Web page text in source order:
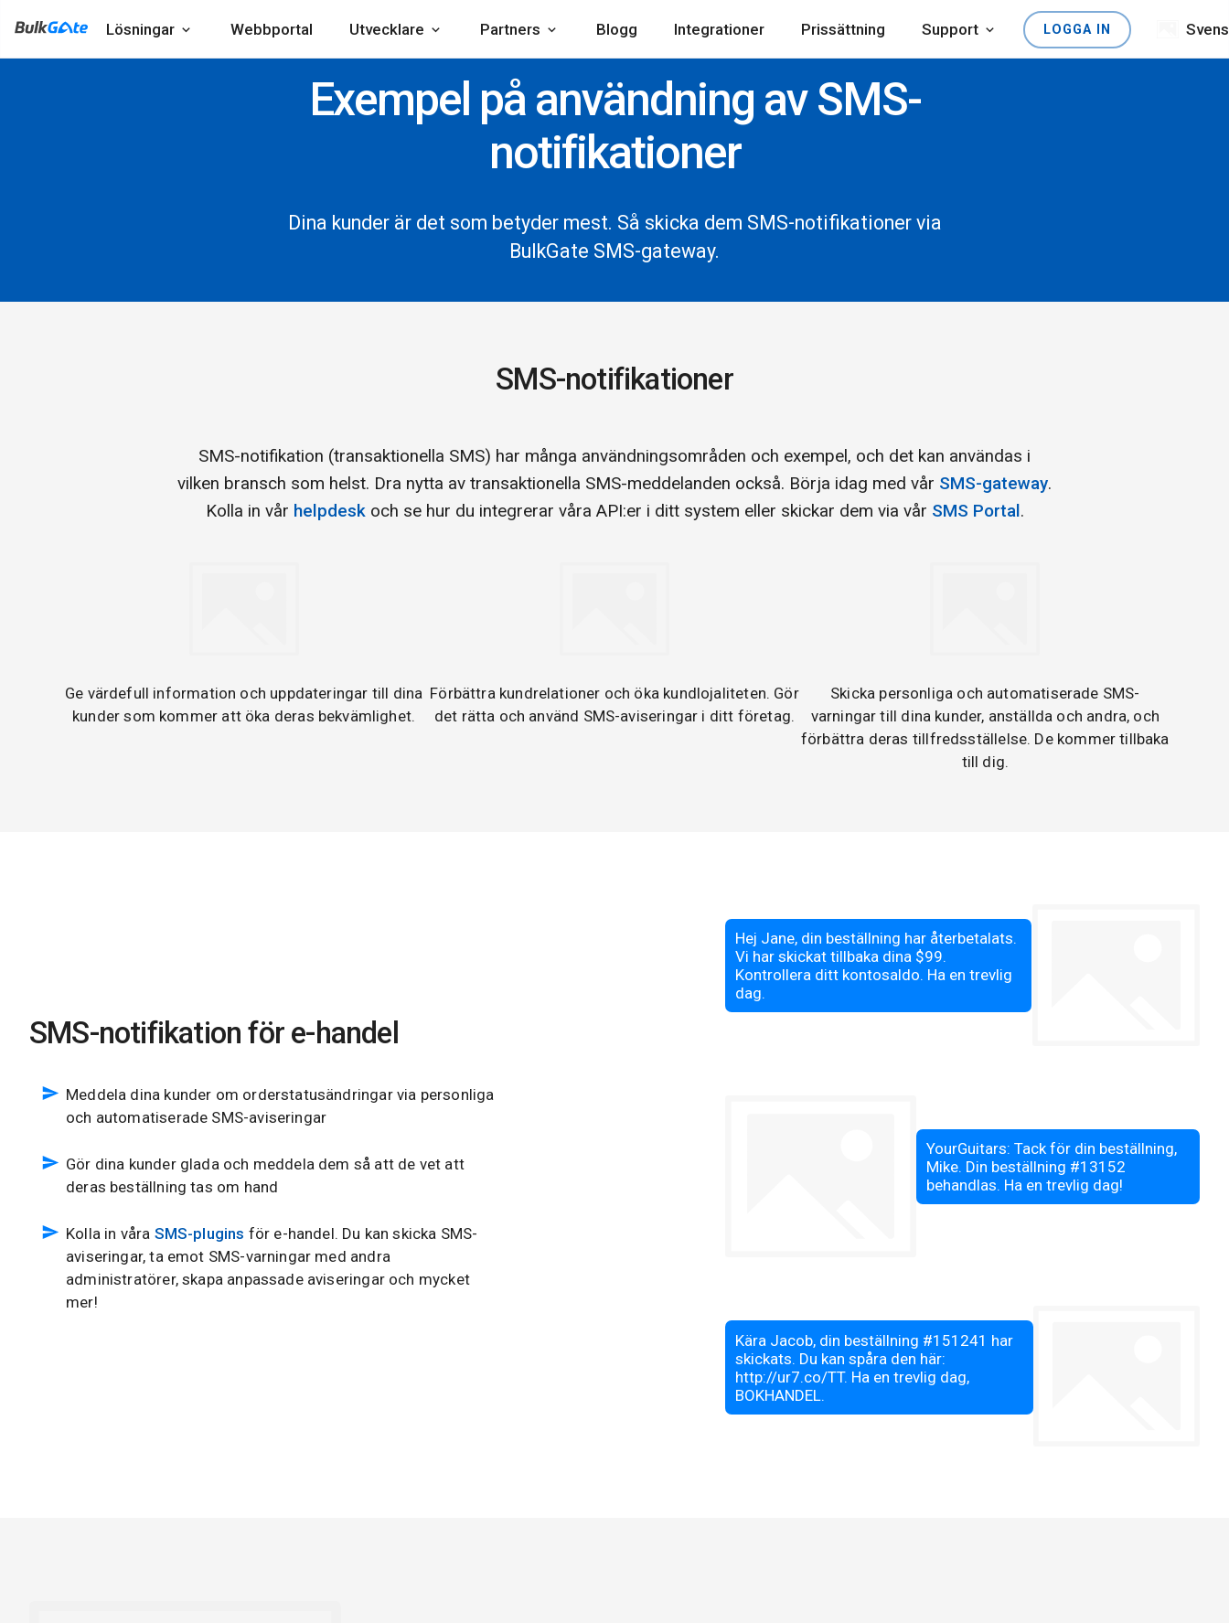
Lösningar Webbportal Utvecklare Partners Blogg Integrationer Prissättning Support LOGGA IN
Exempel på användning av SMS-
notifikationer
Dina kunder är det som betyder mest. Så skicka dem SMS-notifikationer via
BulkGate SMS-gateway.
SMS-notifikationer
SMS-notifikation (transaktionella SMS) har många användningsområden och exempel, och det kan användas i
vilken bransch som helst. Dra nytta av transaktionella SMS-meddelanden också. Börja idag med vår SMS-gateway.
Kolla in vår helpdeskoch se hur du integrerar våra API:er i ditt system eller skickar dem via vår SMS Portal.
Ge värdefull information och uppdateringar till dina
kunder som kommer att öka deras bekvämlighet.
Förbättra kundrelationer och öka kundlojaliteten. Gör
det rätta och använd SMS-aviseringar i ditt företag.
Skicka personliga och automatiserade SMS-
varningar till dina kunder, anställda och andra, och
förbättra deras tillfredsställelse. De kommer tillbaka
till dig.
SMS-notifikation för e-handel
Meddela dina kunder om orderstatusändringar via personliga
och automatiserade SMS-aviseringar
Gör dina kunder glada och meddela dem så att de vet att
deras beställning tas om hand
Kolla in våra SMS-plugins för e-handel. Du kan skicka SMS-
aviseringar, ta emot SMS-varningar med andra
administratörer, skapa anpassade aviseringar och mycket
mer!